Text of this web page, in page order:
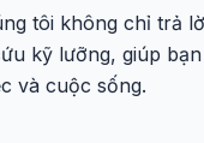
tôi không chỉ trả
kỹ lưỡng, giúp
và cuộc sống.